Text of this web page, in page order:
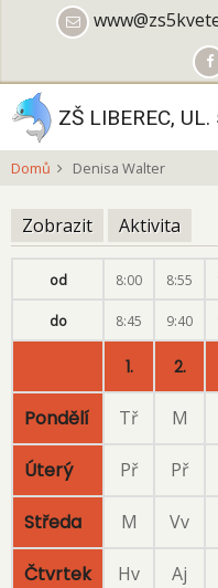
obsahu
ZŠ LIBEREC,
Domů Denisa Walter
Hlavní
záložky
Zobrazit(aktivní
záložka)
Aktivita
od 8:00 8:55
do 8:45 9:40
1. 2.
Pondělí Tř M
Úterý Př Př
Středa M Vv
Čtvrtek Hv Aj